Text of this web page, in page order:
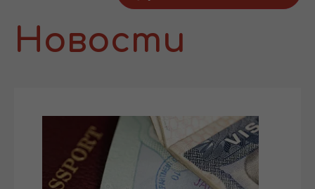
Новости